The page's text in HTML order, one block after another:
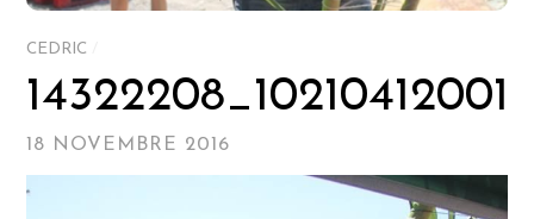
CEDRIC
18 NOVEMBRE 2016